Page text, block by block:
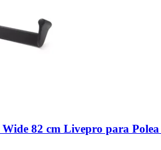
82 cm Livepro para